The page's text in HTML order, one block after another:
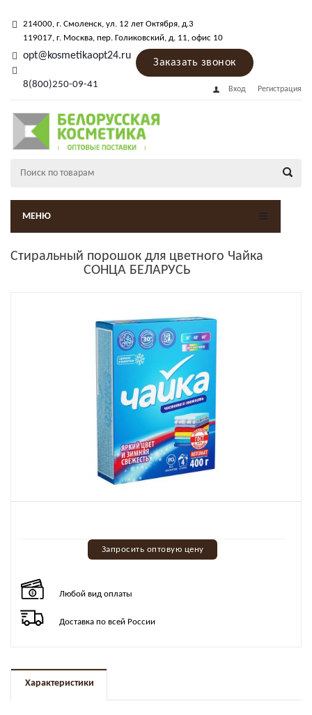
214000, г. Смоленск, ул. 12 лет Октября, д.3
119017, г. Москва, пер. Голиковский, д. 11, офис 10
opt@kosmetikaopt24.ru
8(800)250-09-41
Заказать звонок
Вход Регистрация
МЕНЮ
Стиральный порошок для цветного Чайка
СОНЦА БЕЛАРУСЬ
Запросить оптовую цену
Любой вид оплаты
Доставка по всей России
Характеристики